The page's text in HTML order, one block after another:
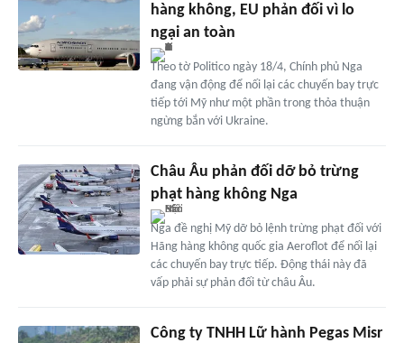
hàng không, EU phản đối vì lo
ngại an toàn
Theo tờ Politico ngày 18/4, Chính phủ Nga
đang vận động để nối lại các chuyến bay trực
tiếp tới Mỹ như một phần trong thỏa thuận
ngừng bắn với Ukraine.
Châu Âu phản đối dỡ bỏ trừng
phạt hàng không Nga
Nga đề nghị Mỹ dỡ bỏ lệnh trừng phạt đối với
Hãng hàng không quốc gia Aeroflot để nối lại
các chuyến bay trực tiếp. Động thái này đã
vấp phải sự phản đối từ châu Âu.
Công ty TNHH Lữ hành Pegas Misr